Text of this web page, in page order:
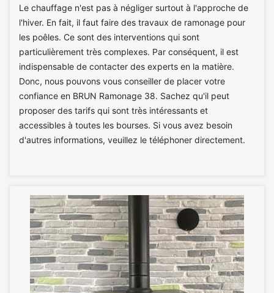
Le chauffage n'est pas à négliger surtout à l'approche de
l'hiver. En fait, il faut faire des travaux de ramonage pour
les poêles. Ce sont des interventions qui sont
particulièrement très complexes. Par conséquent, il est
indispensable de contacter des experts en la matière.
Donc, nous pouvons vous conseiller de placer votre
confiance en BRUN Ramonage 38. Sachez qu'il peut
proposer des tarifs qui sont très intéressants et
accessibles à toutes les bourses. Si vous avez besoin
d'autres informations, veuillez le téléphoner directement.